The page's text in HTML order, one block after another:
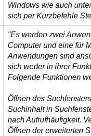
Windows wie auch
sich per Kurzbefehle
"Es werden zwei
Computer und eine für
Anwendungen sind
sich weder in ihrer
Folgende Funktionen
Öffnen des
Suchinhalt in
nach Aufrufhäufigkeit,
Öffnen der erweiterten